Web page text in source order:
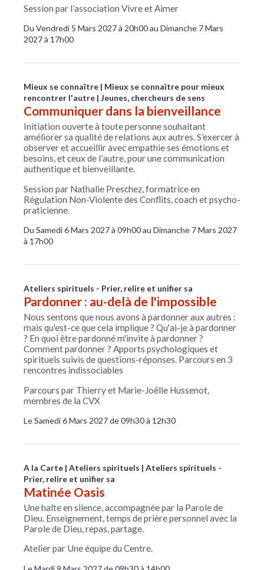
Session par l’association Vivre et Aimer
Du Vendredi 5 Mars 2027 à 20h00 au Dimanche 7 Mars
2027 à 17h00
Mieux se connaître
Mieux se connaître pour mieux
rencontrer l'autre Jeunes, chercheurs de sens
Communiquer dans la bienveillance
Initiation ouverte à toute personne souhaitant
améliorer sa qualité de relations aux autres. S’exercer à
observer et accueillir avec empathie ses émotions et
besoins, et ceux de l’autre, pour une communication
authentique et bienveillante.
Session par Nathalie Preschez, formatrice en
Régulation Non-Violente des Conflits, coach et psycho-
praticienne.
Du Samedi 6 Mars 2027 à 09h00 au Dimanche 7 Mars 2027
à 17h00
Ateliers spirituels - Prier, relire et unifier sa
Pardonner : au-delà de l'impossible
Nous sentons que nous avons à pardonner aux autres :
mais qu'est-ce que cela implique ? Qu'ai-je à pardonner
? En quoi être pardonné m'invite à pardonner ?
Comment pardonner ? Apports psychologiques et
spirituels suivis de questions-réponses. Parcours en 3
rencontres indissociables
Parcours par Thierry et Marie-Joëlle Hussenot,
membres de la CVX
Le Samedi 6 Mars 2027 de 09h30 à 12h30
A la Carte Ateliers spirituels
Ateliers spirituels -
Prier, relire et unifier sa
Matinée Oasis
Une halte en silence, accompagnée par la Parole de
Dieu. Enseignement, temps de prière personnel avec la
Parole de Dieu, repas, partage.
Atelier par Une équipe du Centre.